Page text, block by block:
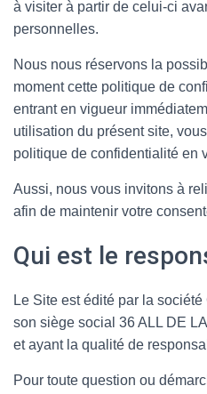
à visiter à partir de celui-ci
personnelles.
Nous nous réservons la
moment cette politique de
entrant en vigueur
utilisation du présent site,
politique de confidentialité en
Aussi, nous vous invitons à
afin de maintenir votre
Qui est le
Le Site est édité par la
son siège social 36 ALL DE
et ayant la qualité de
Pour toute question ou